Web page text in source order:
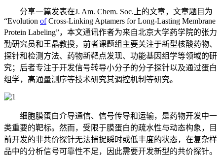
分享一篇发表在J. Am. Chem. Soc.上的文章，文章题目为
“Evolution ofCross-Linking Aptamers for Long-Lasting Membrane
Protein Labeling”，本文通讯作者为来自北京大学药学院的张力
勤研究员和王晶教授，前者课题组主要关注于新型核酸药物、
探针和检测方法、药物新靶点发现、功能基因组学等领域的研
究；后者专注于开发信号转导小分子的分子探针以及通过蛋白
组学，高通量测序等技术研究其调控机制等研究。
细胞膜蛋白介导通信、信号传导和运输，是药物开发中一
类重要的靶标。然而，受限于膜蛋白的疏水性与动态构象，目
前开发的非共价探针无法捕捉瞬时或低丰度的状态，在复杂样
品中的分析信号可靠性不足，因此需要开发新型的共价探针。